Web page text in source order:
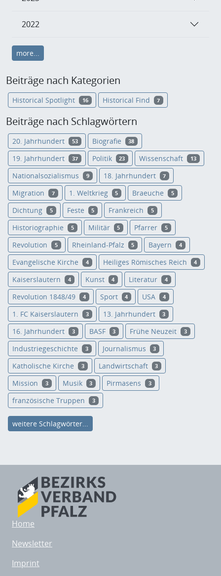
2022
more...
Beiträge nach Kategorien
Historical Spotlight 16 Historical Find 7
Beiträge nach Schlagwörtern
20. Jahrhundert 53 Biografie 38
19. Jahrhundert 37 Politik 23 Wissenschaft 13
Nationalsozialismus 9 18. Jahrhundert 7
Migration 7 1. Weltkrieg 5 Braeuche 5
Dichtung 5 Feste 5 Frankreich 5
Historiographie 5 Militär 5 Pfarrer 5
Revolution 5 Rheinland-Pfalz 5 Bayern 4
Evangelische Kirche 4 Heiliges Römisches Reich 4
Kaiserslautern 4 Kunst 4 Literatur 4
Revolution 1848/49 4 Sport 4 USA 4
1. FC Kaiserslautern 3 13. Jahrhundert 3
16. Jahrhundert 3 BASF 3 Frühe Neuzeit 3
Industriegeschichte 3 Journalismus 3
Katholische Kirche 3 Landwirtschaft 3
Mission 3 Musik 3 Pirmasens 3
französische Truppen 3
weitere Schlagwörter...
Home
Newsletter
Imprint